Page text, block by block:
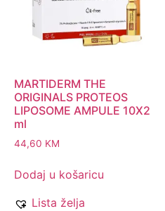
MARTIDERM THE
ORIGINALS PROTEOS
LIPOSOME AMPULE 10X2
ml
44,60 KM
Dodaj u košaricu
Lista želja